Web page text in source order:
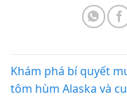
Khám phá bí quyết
tôm hùm Alaska và